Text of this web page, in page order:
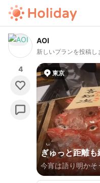
AOI
新しいプランを投稿し
4 東京
ぎゅっと距離も
🍶💜🌙
今宵は語り明かそ
満喫しませんか？